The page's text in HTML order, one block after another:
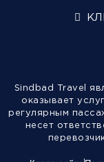
Sindbad Travel
оказывает
регулярным
несет